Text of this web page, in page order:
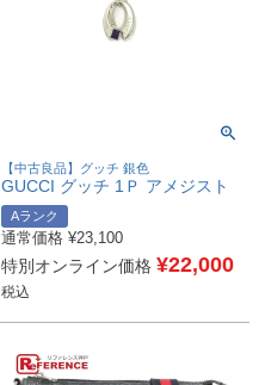
【中古良品】グッチ 銀色
GUCCI グッチ 1Ｐ アメジスト
チェーン ネックレス SV925 レ
ディース シルバー 【中古】
Aランク
通常価格 ¥23,100
特別オンライン価格 ¥22,000
税込